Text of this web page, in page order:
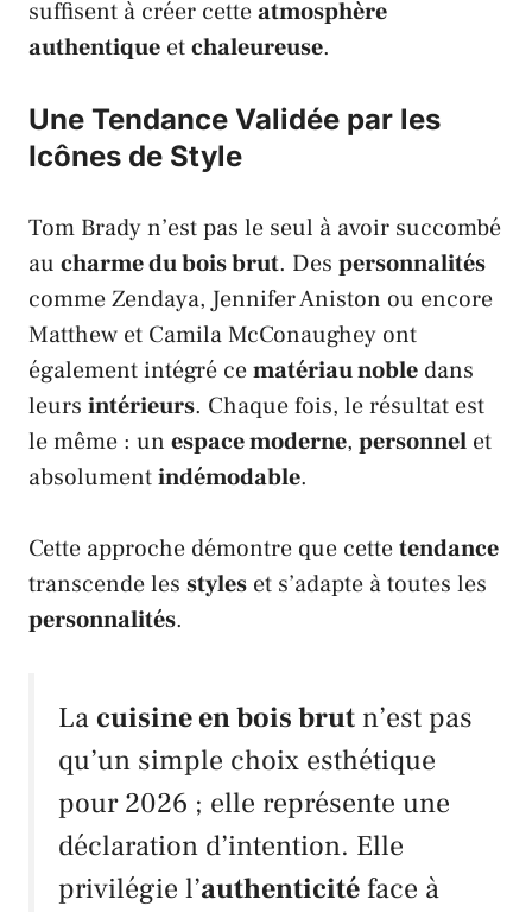
suffisent à créer cetteatmosphère
authentique etchaleureuse.
Une Tendance Validée par les
Icônes de Style
Tom Bradyn’est pas le seul à avoir succombé
au charme du bois brut. Des personnalités
commeZendaya, Jennifer Aniston ou encore
Matthew et Camila McConaughey ont
également intégré cematériau noble dans
leurs intérieurs. Chaque fois, le résultat est
le même : un espace moderne, personnel et
absolumentindémodable.
Cette approche démontre que cettetendance
transcende les styles et s’adapte à toutes les
personnalités.
Lacuisine en bois brut n’est pas
qu’un simple choix esthétique
pour 2026 ; elle représente une
déclaration d’intention. Elle
privilégie l’authenticitéface à